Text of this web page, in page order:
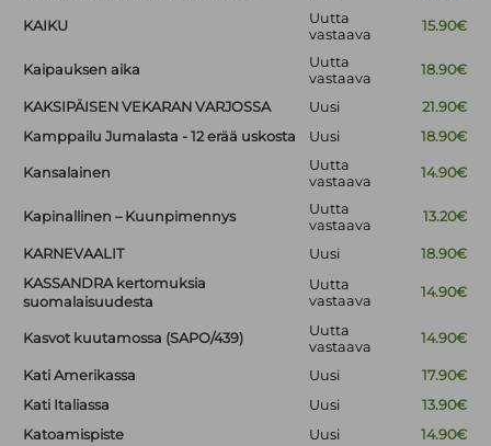
KAIKU
Uutta
vastaava
15.90€
Kaipauksen aika
Uutta
vastaava
18.90€
KAKSIPÄISEN VEKARAN VARJOSSA Uusi
21.90€
Kamppailu Jumalasta - 12 erää uskosta
Uusi 18.90€
Kansalainen
Uutta
vastaava
14.90€
Kapinallinen – Kuunpimennys
Uutta
vastaava
13.20€
KARNEVAALIT Uusi
18.90€
KASSANDRA kertomuksia
suomalaisuudesta
Uutta
vastaava
14.90€
Kasvot kuutamossa (SAPO/439)
Uutta
vastaava
14.90€
Kati Amerikassa Uusi
17.90€
Kati Italiassa
Uusi
13.90€
Katoamispiste
Uusi 14.90€